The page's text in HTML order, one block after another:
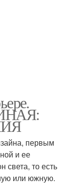
первым
и ее
света, то есть
или южную.